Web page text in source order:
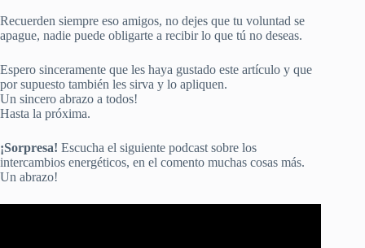
Recuerden siempre eso amigos, no dejes que tu voluntad se
apague, nadie puede obligarte a recibir lo que tú no deseas.
Espero sinceramente que les haya gustado este artículo y que
por supuesto también les sirva y lo apliquen.
Un sincero abrazo a todos!
Hasta la próxima.
¡Sorpresa! Escucha el siguiente podcast sobre los
intercambios energéticos, en el comento muchas cosas más.
Un abrazo!